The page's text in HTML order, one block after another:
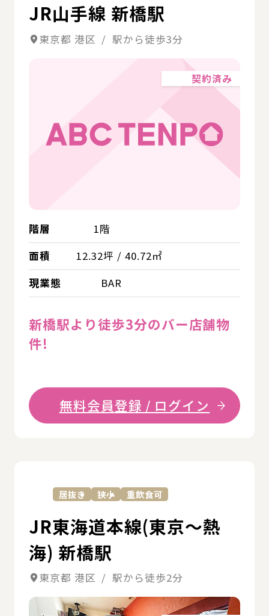
JR山手線 新橋駅
東京都 港区 / 駅から徒歩3分
契約済み
階層
1階
面積
12.32坪 / 40.72㎡
現業態
BAR
新橋駅より徒歩3分のバー店舗物
件!
無料会員登録 / ログイン
居抜き 狭小 重飲食可
JR東海道本線(東京～熱
海) 新橋駅
東京都 港区 / 駅から徒歩2分